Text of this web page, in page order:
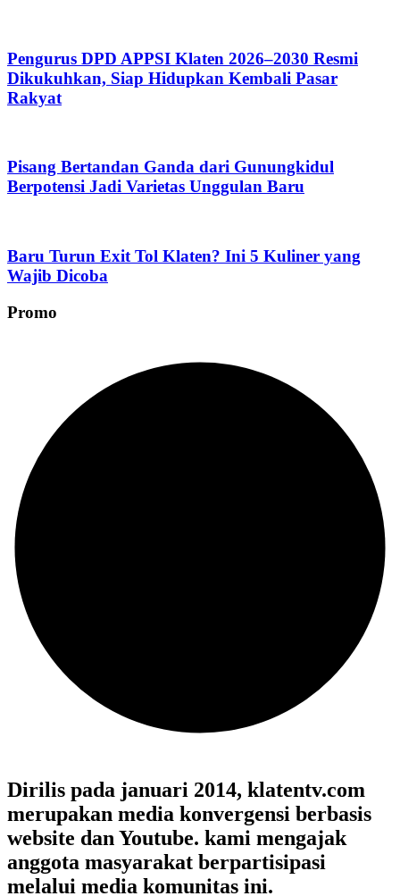
Pengurus DPD APPSI Klaten 2026–2030 Resmi
Dikukuhkan, Siap Hidupkan Kembali Pasar
Rakyat
Pisang Bertandan Ganda dari Gunungkidul
Berpotensi Jadi Varietas Unggulan Baru
Baru Turun Exit Tol Klaten? Ini 5 Kuliner yang
Wajib Dicoba
Promo
Dirilis pada januari 2014, klatentv.com
merupakan media konvergensi berbasis
website dan Youtube. kami mengajak
anggota masyarakat berpartisipasi
melalui media komunitas ini.